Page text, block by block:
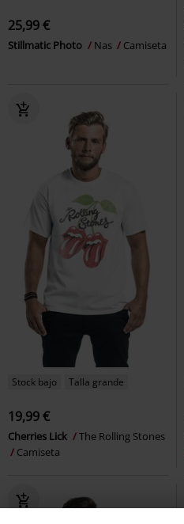
25,99 €
Stillmatic Photo Nas Camiseta
Stock bajo Talla grande
19,99 €
Cherries Lick
The Rolling Stones
Camiseta